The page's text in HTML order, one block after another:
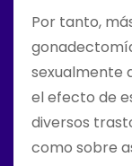
Por tanto,
sexualmente
el efecto de
diversos
como sobre